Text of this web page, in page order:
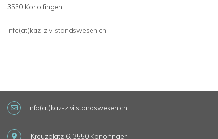
3550 Konolfingen
info(at)kaz-zivilstandswesen.ch
info(at)kaz-zivilstandswesen.ch
Kreuzplatz 6, 3550 Konolfingen